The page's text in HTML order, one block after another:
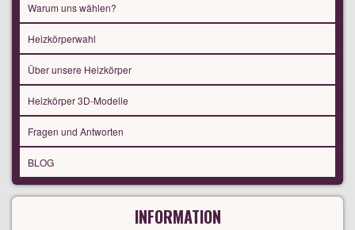
Warum uns wählen?
Heizkörperwahl
Über unsere Heizkörper
Heizkörper 3D-Modelle
Fragen und Antworten
BLOG
INFORMATION